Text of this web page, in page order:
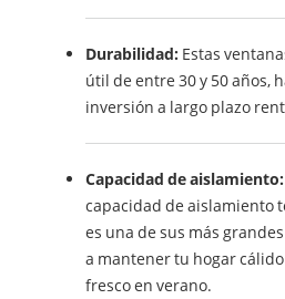
Durabilidad: Estas
útil de entre 30 y 50 años,
inversión a largo plazo
Capacidad de aislamiento:
capacidad de aislamiento
es una de sus más
a mantener tu hogar
fresco en verano.